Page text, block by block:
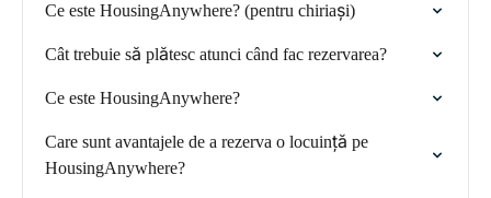
Ce este HousingAnywhere? (pentru chiriași)
Cât trebuie să plătesc atunci când fac rezervarea?
Ce este HousingAnywhere?
Care sunt avantajele de a rezerva o locuință pe
HousingAnywhere?